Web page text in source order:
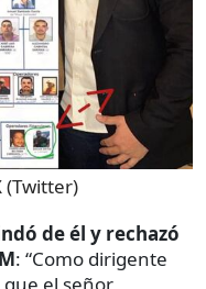
(Twitter)
de él y rechazó
: “Como dirigente